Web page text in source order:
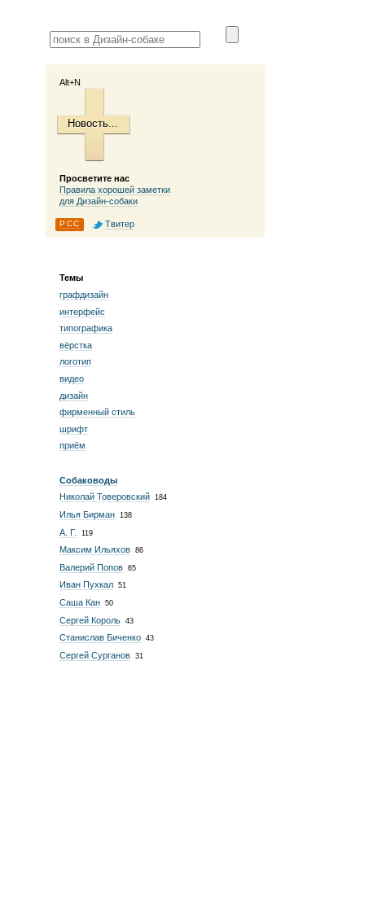
Alt+N
Новость...
Просветите нас
Правила хорошей заметки
для Дизайн-собаки
РСС Твитер
Темы
графдизайн
интерфейс
типографика
вёрстка
логотип
видео
дизайн
фирменный стиль
шрифт
приём
Собаководы
Николай Товеровский
184
Илья Бирман 138
А. Г. 119
Максим Ильяхов 86
Валерий Попов 65
Иван Пухкал 51
Саша Кан 50
Сергей Король 43
Станислав Биченко 43
Сергей Сурганов 31